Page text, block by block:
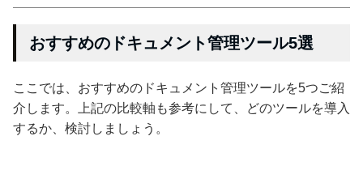
おすすめのドキュメント管理ツール5選
ここでは、おすすめのドキュメント管理ツールを5つご紹
介します。上記の比較軸も参考にして、どのツールを導入
するか、検討しましょう。